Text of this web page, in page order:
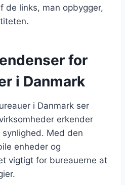
de links, man opbygger,
for
i Danmark
i Danmark ser
erkender
Med den
enheder og
vigtigt for bureauerne at